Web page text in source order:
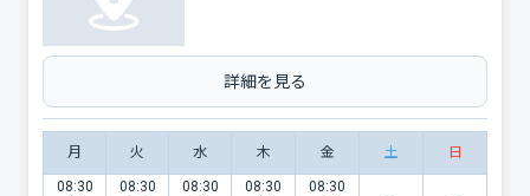
詳細を見る
月 火 水 木 金 土 日
08:30
08:30
08:30
08:30
08:30